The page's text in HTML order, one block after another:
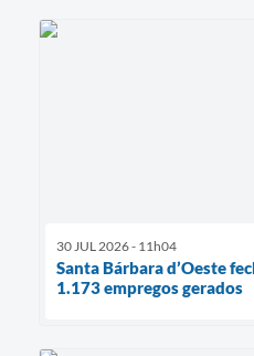
30 JUL 2026 - 11h04
Santa Bárbara d’Oeste
1.173 empregos gerados